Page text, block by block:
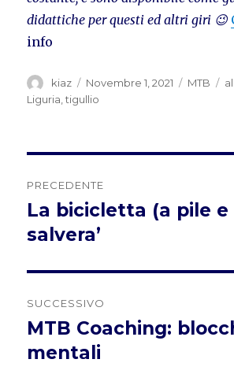
didattiche per questi ed altri giri 😉
info
Autore
kiaz
Pubblicato
il
Novembre 1, 2021 MTB
Liguria ,tigullio
articoli
PRECEDENTE
Articolo
precedente:
La bicicletta (a pile e
salvera’
SUCCESSIVO
Articolo
successivo:
MTB Coaching:
mentali